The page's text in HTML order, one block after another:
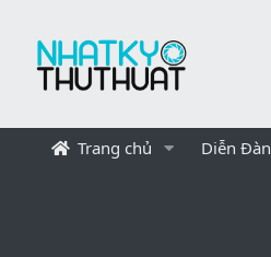
Trang chủ Diễn Đàn